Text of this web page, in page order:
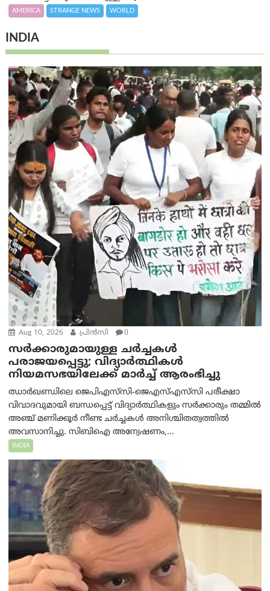
AMERICA STRANGE NEWS WORLD
INDIA
Aug 10, 2026 പ്രിന്‍സി 0
സർക്കാരുമായുള്ള ചർച്ചകൾ
പരാജയപ്പെട്ടു; വിദ്യാർത്ഥികൾ
നിയമസഭയിലേക്ക് മാർച്ച് ആരംഭിച്ചു
ഝാർഖണ്ഡിലെ ജെപിഎസ്‌സി-ജെഎസ്‌എസ്‌സി പരീക്ഷാ
വിവാദവുമായി ബന്ധപ്പെട്ട് വിദ്യാർത്ഥികളും സർക്കാരും തമ്മിൽ
അഞ്ച് മണിക്കൂർ നീണ്ട ചർച്ചകൾ അനിശ്ചിതത്വത്തിൽ
അവസാനിച്ചു. സിബിഐ അന്വേഷണം,...
INDIA